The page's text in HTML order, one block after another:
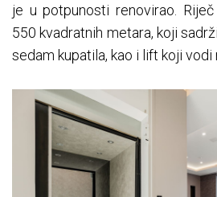
je u potpunosti renovirao.
550 kvadratnih metara, koji
sedam kupatila, kao i lift koji vodi